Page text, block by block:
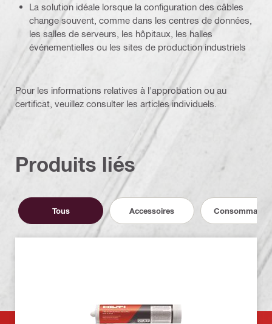
La solution idéale lorsque la configuration des câbles
change souvent, comme dans les centres de données,
les salles de serveurs, les hôpitaux, les halles
événementielles ou les sites de production industriels
Pour les informations relatives à l'approbation ou au
certificat, veuillez consulter les articles individuels.
Produits liés
Tous Accessoires Consommables